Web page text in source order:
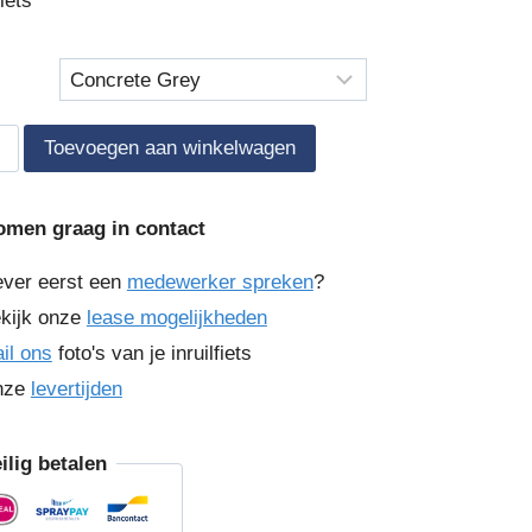
Toevoegen aan winkelwagen
graag in contact
eerst een medewerker spreken?
onze lease mogelijkheden
ons foto's van je inruilfiets
levertijden
betalen